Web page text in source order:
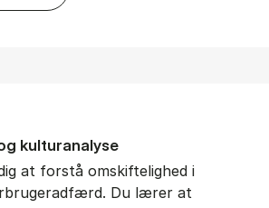
kul­tu­r­a­na­ly­se
at forstå omskiftelighed i
Du lærer at